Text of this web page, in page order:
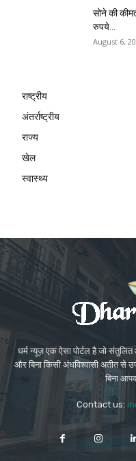
सोने की
रुपये...
August 6,
राष्ट्रीय
अंतर्राष्ट्रीय
राज्य
खेल
स्वास्थ्य
धर्म न्यूज़ एक ऐसा पोर्टल है जो
और बिना किसी अंधविश्वासी अतीत से
बिना
Contact us: